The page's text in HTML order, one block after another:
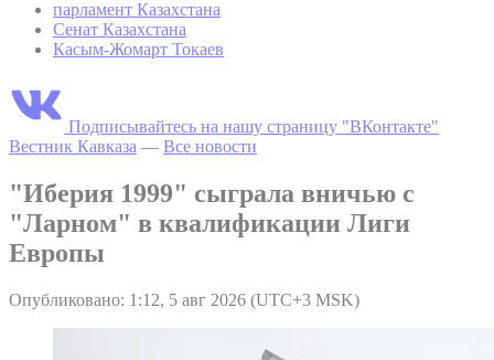
парламент Казахстана
Сенат Казахстана
Касым-Жомарт Токаев
Подписывайтесь на нашу страницу "ВКонтакте"
Вестник Кавказа — Все новости
"Иберия 1999" сыграла вничью с
"Ларном" в квалификации Лиги
Европы
Опубликовано: 1:12, 5 авг 2026 (UTC+3 MSK)